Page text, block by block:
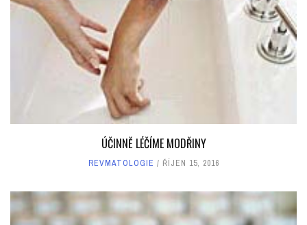
ÚČINNĚ LÉČÍME MODŘINY
REVMATOLOGIE ŘÍJEN 15, 2016